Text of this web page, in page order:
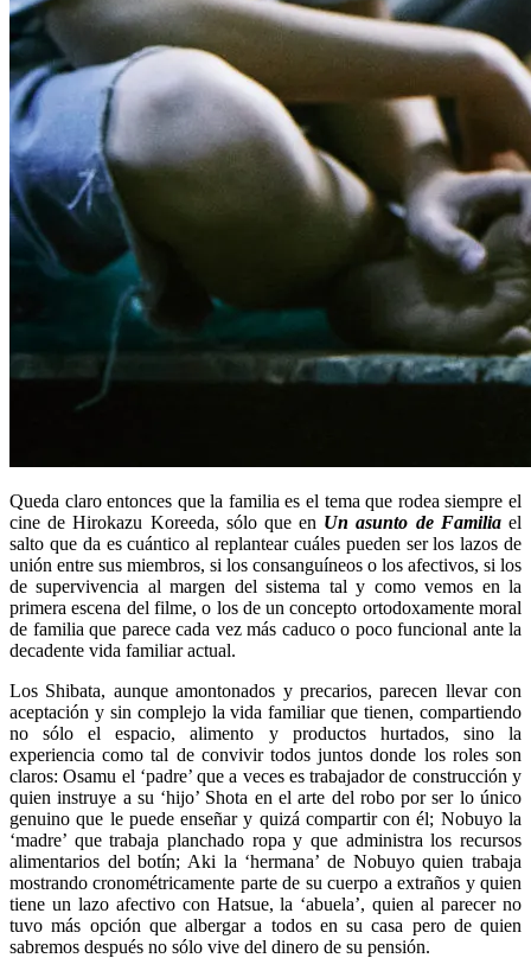
Queda claro entonces que la familia es el tema que rodea siempre el
cine de Hirokazu Koreeda, sólo que en Un asunto de Familiael
salto que da es cuántico al replantear cuáles pueden ser los lazos de
unión entre sus miembros, si los consanguíneos o los afectivos, si los
de supervivencia al margen del sistema tal y como vemos en la
primera escena del filme, o los de un concepto ortodoxamente moral
de familia que parece cada vez más caduco o poco funcional ante la
decadente vida familiar actual.
Los Shibata, aunque amontonados y precarios, parecen llevar con
aceptación y sin complejo la vida familiar que tienen, compartiendo
no sólo el espacio, alimento y productos hurtados, sino la
experiencia como tal de convivir todos juntos donde los roles son
claros: Osamu el ‘padre’ que a veces es trabajador de construcción y
quien instruye a su ‘hijo’ Shota en el arte del robo por ser lo único
genuino que le puede enseñar y quizá compartir con él; Nobuyo la
‘madre’ que trabaja planchado ropa y que administra los recursos
alimentarios del botín; Aki la ‘hermana’ de Nobuyo quien trabaja
mostrando cronométricamente parte de su cuerpo a extraños y quien
tiene un lazo afectivo con Hatsue, la ‘abuela’, quien al parecer no
tuvo más opción que albergar a todos en su casa pero de quien
sabremos después no sólo vive del dinero de su pensión.